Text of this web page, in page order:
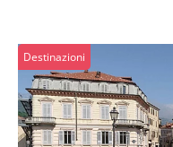
Destinazioni